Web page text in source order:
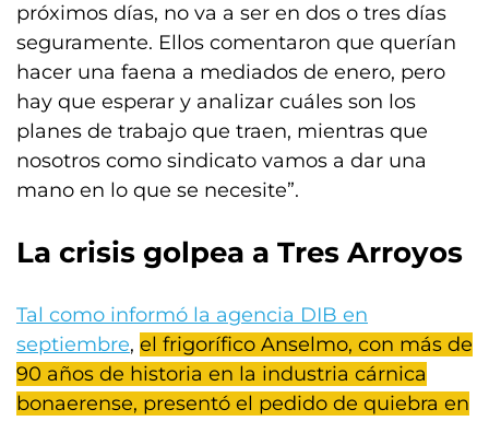
próximos días, no va a ser en dos o tres días
seguramente. Ellos comentaron que querían
hacer una faena a mediados de enero, pero
hay que esperar y analizar cuáles son los
planes de trabajo que traen, mientras que
nosotros como sindicato vamos a dar una
mano en lo que se necesite”.
La crisis golpea a Tres Arroyos
Tal como informó la agencia DIB en
septiembre, el frigorífico Anselmo, con más de
90 años de historia en la industria cárnica
bonaerense, presentó el pedido de quiebra en